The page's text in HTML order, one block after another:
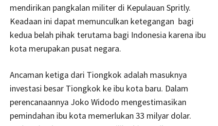
mendirikan pangkalan militer di Kepulauan Spritly.
Keadaan ini dapat memunculkan ketegangan bagi
kedua belah pihak terutama bagi Indonesia karena ibu
kota merupakan pusat negara.
Ancaman ketiga dari Tiongkok adalah masuknya
investasi besar Tiongkok ke ibu kota baru. Dalam
perencanaannya Joko Widodo mengestimasikan
pemindahan ibu kota memerlukan 33 milyar dolar.